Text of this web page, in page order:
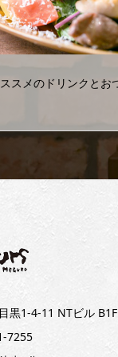
のお知らせ
黒1-4-11 NTビル B1F
7255